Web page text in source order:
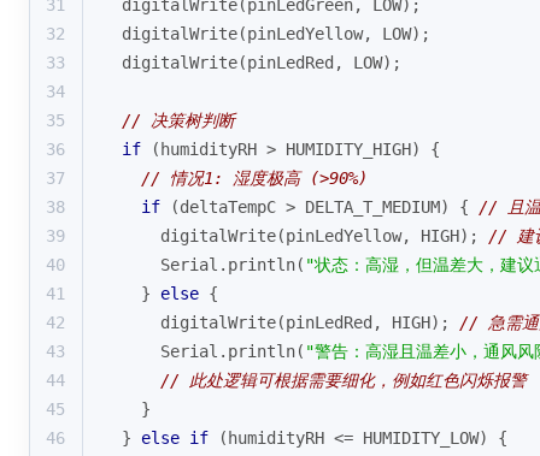
31 digitalWrite(pinLedGreen, LOW);
32
digitalWrite(pinLedYellow, LOW);
33
digitalWrite(pinLedRed, LOW);
34
35
// 决策树判断
36
if (humidityRH > HUMIDITY_HIGH) {
37
// 情况1: 湿度极高 (>90%)
38
if (deltaTempC > DELTA_T_MEDIUM) { // 且温
39
digitalWrite(pinLedYellow, HIGH); // 建
40
      Serial.
println( "状态：高湿，但温差大，建
41
    }
else {
42
digitalWrite(pinLedRed, HIGH); // 急需通
43
      Serial.
println( "警告：高湿且温差小，通风
44
// 此处逻辑可根据需要细化，例如红色闪烁报警
45
    }
46
  }
else if (humidityRH <= HUMIDITY_LOW) {